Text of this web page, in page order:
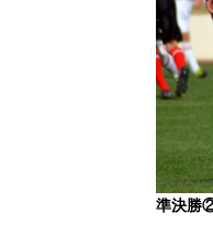
準決勝